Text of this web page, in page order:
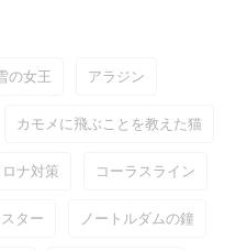
の女王 アラジン
カモメに飛ぶことを教えた猫
ロナ対策 コーラスライン
ター ノートルダムの鐘